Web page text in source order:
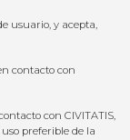
usuario, y acepta,
contacto con
con CIVITATIS,
preferible de la